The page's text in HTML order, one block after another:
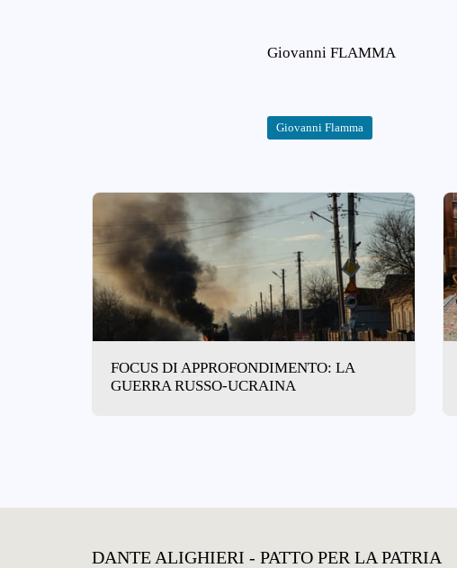
Giovanni FLAMMA
Giovanni Flamma
FOCUS DI APPROFONDIMENTO: LA
GUERRA RUSSO-UCRAINA
DANTE ALIGHIERI - PATTO PER LA PATRIA